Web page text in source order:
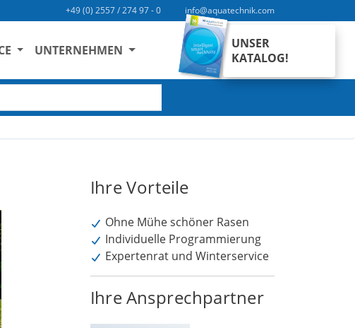
+49 (0) 2557 / 274 97 - 0 info@aquatechnik.com
UNTERNEHMEN
Ihre Vorteile
Ohne Mühe schöner Rasen
Individuelle Programmierung
Expertenrat und Winterservice
Ihre Ansprechpartner
UNSER
KATALOG!